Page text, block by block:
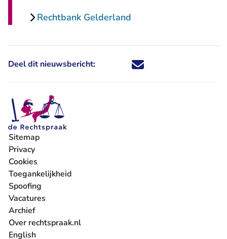
Rechtbank Gelderland
Deel dit nieuwsbericht: Deel dit nieuwsbericht via X -
Deel dit nieuwsbericht via
Deel dit nieuwsbericht
Deel dit
Sitemap
Privacy
Cookies
Toegankelijkheid
Spoofing
Vacatures
- U verlaat Rechtspraak.nl
Archief
Over rechtspraak.nl
English